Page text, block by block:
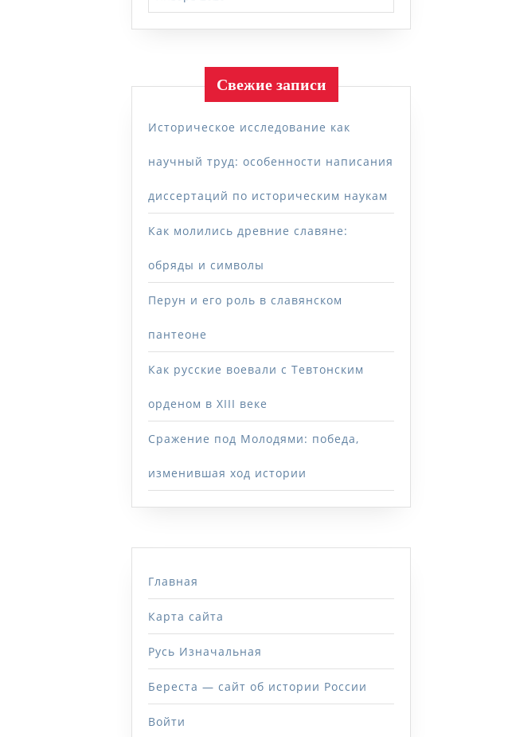
Свежие записи
Историческое исследование как
научный труд: особенности написания
диссертаций по историческим наукам
Как молились древние славяне:
обряды и символы
Перун и его роль в славянском
пантеоне
Как русские воевали с Тевтонским
орденом в XIII веке
Сражение под Молодями: победа,
изменившая ход истории
Главная
Карта сайта
Русь Изначальная
Береста — сайт об истории России
Войти